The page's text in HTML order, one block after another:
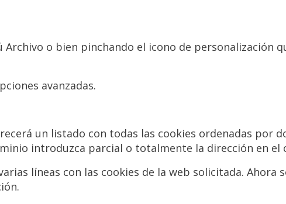
o bien pinchando el icono de personalización
avanzadas.
un listado con todas las cookies ordenadas por
introduzca parcial o totalmente la dirección en el
líneas con las cookies de la web solicitada. Ahora